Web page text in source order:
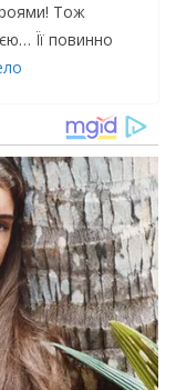
Тож
Її повинно